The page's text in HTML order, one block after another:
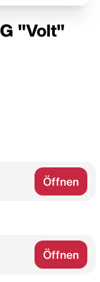
"Volt"
Öffnen
Öffnen